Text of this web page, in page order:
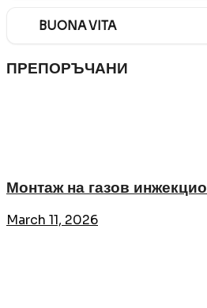
BUONA VITA
ПРЕПОРЪЧАНИ
Монтаж на газов
March 11, 2026